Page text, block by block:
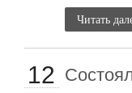
Читать
12